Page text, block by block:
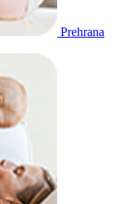
Prehrana